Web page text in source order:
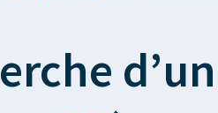
d’un